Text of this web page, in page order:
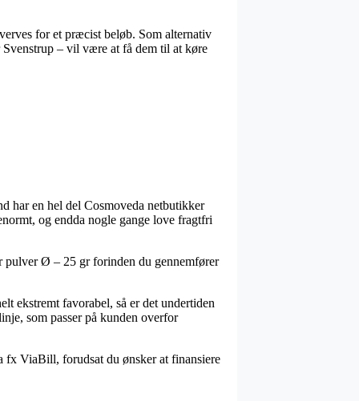
for et præcist beløb. Som alternativ
– vil være at få dem til at køre
har en hel del Cosmoveda netbutikker
og endda nogle gange love fragtfri
pulver Ø – 25 gr forinden du gennemfører
ekstremt favorabel, så er det undertiden
som passer på kunden overfor
fx ViaBill, forudsat du ønsker at finansiere